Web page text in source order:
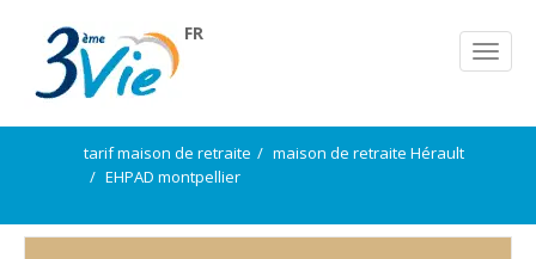
FR
tarif maison de retraite
maison de retraite Hérault
EHPAD montpellier